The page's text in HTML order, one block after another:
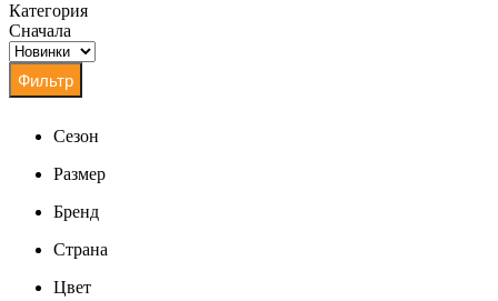
Категория
Сначала
Сезон
Размер
Бренд
Страна
Цвет